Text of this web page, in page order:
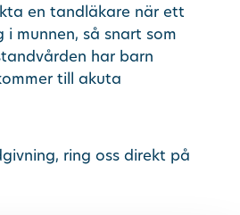
en tandläkare när ett
munnen, så snart som
har barn
till akuta
ring oss direkt på